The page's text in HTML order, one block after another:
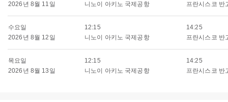
2026년 8월 11일
니노이 아키노 국제공항
프란시스코 반
수요일
2026년 8월 12일
12:15
니노이 아키노 국제공항
14:25
프란시스코 반
목요일
2026년 8월 13일
12:15
니노이 아키노 국제공항
14:25
프란시스코 반